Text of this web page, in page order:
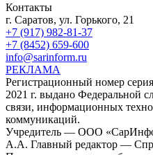
Контакты
г. Саратов, ул. Горького, 21
+7 (917) 982-81-37
+7 (8452) 659-600
info@sarinform.ru
РЕКЛАМА
Регистрационный номер
2021 г. выдано Федеральной
связи, информационных
коммуникаций.
Учредитель — ООО
А.А. Главный редактор —